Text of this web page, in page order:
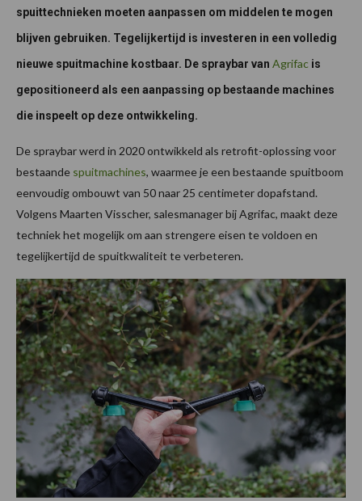
spuittechnieken moeten aanpassen om middelen te mogen
blijven gebruiken. Tegelijkertijd is investeren in een volledig
nieuwe spuitmachine kostbaar. De spraybar van Agrifac is
gepositioneerd als een aanpassing op bestaande machines
die inspeelt op deze ontwikkeling.
De spraybar werd in 2020 ontwikkeld als retrofit-oplossing voor
bestaande spuitmachines, waarmee je een bestaande spuitboom
eenvoudig ombouwt van 50 naar 25 centimeter dopafstand.
Volgens Maarten Visscher, salesmanager bij Agrifac, maakt deze
techniek het mogelijk om aan strengere eisen te voldoen en
tegelijkertijd de spuitkwaliteit te verbeteren.